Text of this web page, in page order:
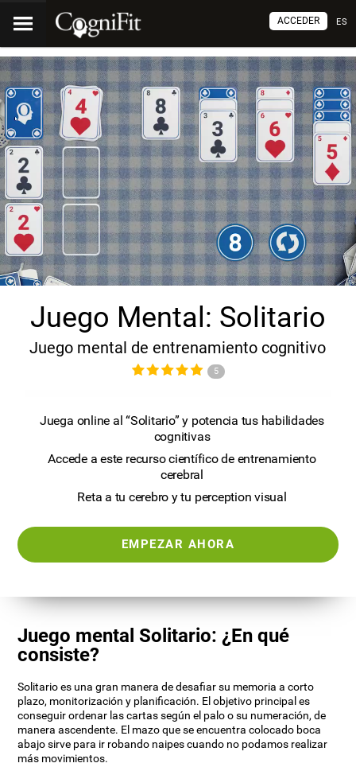
ES
ACCEDER
Juego Mental: Solitario
Juego mental de entrenamiento cognitivo
5
Juega online al “Solitario” y potencia tus habilidades
cognitivas
Accede a este recurso científico de entrenamiento
cerebral
Reta a tu cerebro y tu perception visual
EMPEZAR AHORA
Juego mental Solitario: ¿En qué
consiste?
Solitario es una gran manera de desafiar su memoria a corto
plazo, monitorización y planificación. El objetivo principal es
conseguir ordenar las cartas según el palo o su numeración, de
manera ascendente. El mazo que se encuentra colocado boca
abajo sirve para ir robando naipes cuando no podamos realizar
más movimientos.